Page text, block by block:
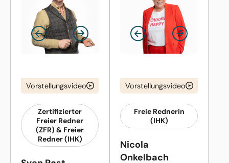
Vorstellungsvideo
Zertifizierter
Freier Redner
(ZFR) & Freier
Redner (IHK)
Vorstellungsvideo
Freie Rednerin
(IHK)
Nicola
Onkelbach